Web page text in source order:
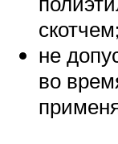
скотчем;
не
во